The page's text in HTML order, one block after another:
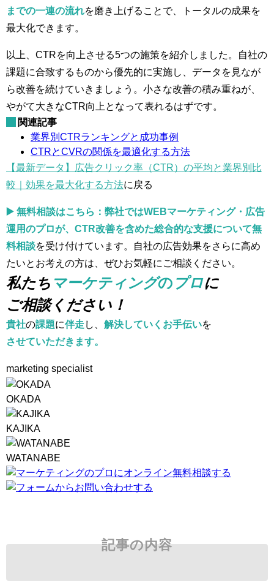
までの一連の流れを磨き上げることで、トータルの成果を
最大化できます。
以上、CTRを向上させる5つの施策を紹介しました。自社の
課題に合致するものから優先的に実施し、データを見なが
ら改善を続けていきましょう。小さな改善の積み重ねが、
やがて大きなCTR向上となって表れるはずです。
関連記事
業界別CTRランキングと成功事例
CTRとCVRの関係を最適化する方法
【最新データ】広告クリック率（CTR）の平均と業界別比
較｜効果を最大化する方法に戻る
▶️ 無料相談はこちら：弊社ではWEBマーケティング・広告
運用のプロが、CTR改善を含めた総合的な支援について無
料相談を受け付けています。自社の広告効果をさらに高め
たいとお考えの方は、ぜひお気軽にご相談ください。
私たち マーケティングの プロに
ご相談ください！
貴社の課題に伴走 し、 解決していくお手伝いを
させていただきます。
marketing specialist
OKADA
KAJIKA
WATANABE
記事の内容